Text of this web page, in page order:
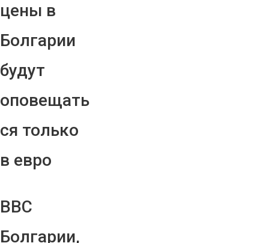
цены в
Болгарии
будут
оповещать
ся только
в евро
ВВС
Болгарии,